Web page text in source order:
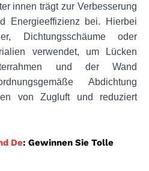
innen trägt zur Verbesserung
Energieeffizienz bei. Hierbei
Dichtungsschäume oder
verwendet, um Lücken
und der Wand
Abdichtung
von Zugluft und reduziert
De: Gewinnen Sie Tolle